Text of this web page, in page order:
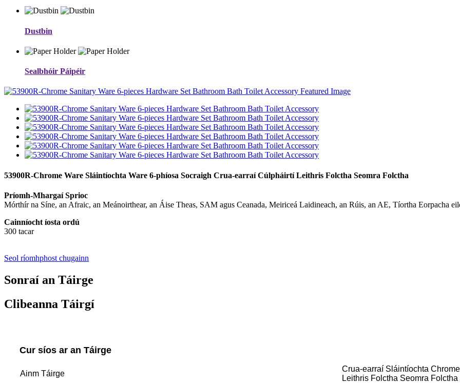
Dustbin
Sealbhóir Páipéir
53900R-Chrome Ware Sláintíochta Ware 6-phíosa Socraigh Crua-earraí Cúlpháirtí Leithris Folctha Seomra Folctha
Príomh-Mhargaí Sprioc
Mórthír na Síne, an Afraic, an Meánoirthear, an Áise Theas, SAM agus Ceanada, Meiriceá Laidineach, an Rúis, an AE, Tíortha Eorpacha
Cainníocht íosta ordú
300 tacar
Seol ríomhphost chugainn
Sonraí an Táirge
Clibeanna Táirgí
Cur síos ar an Táirge
Ainm Táirge
Crua-earraí Sláintíochta
Leithris Folctha Seomra Folctha